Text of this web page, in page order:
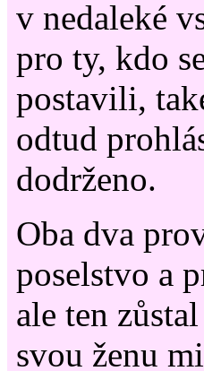
v nedaleké
pro ty, kdo
postavili,
odtud
dodrženo.
Oba dva
poselstvo a
ale ten
svou ženu